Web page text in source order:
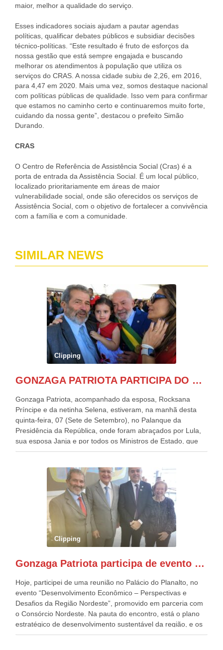
maior, melhor a qualidade do serviço.
Esses indicadores sociais ajudam a pautar agendas
políticas, qualificar debates públicos e subsidiar decisões
técnico-políticas. “Este resultado é fruto de esforços da
nossa gestão que está sempre engajada e buscando
melhorar os atendimentos à população que utiliza os
serviços do CRAS. A nossa cidade subiu de 2,26, em 2016,
para 4,47 em 2020. Mais uma vez, somos destaque nacional
com políticas públicas de qualidade. Isso vem para confirmar
que estamos no caminho certo e continuaremos muito forte,
cuidando da nossa gente”, destacou o prefeito Simão
Durando.
CRAS
O Centro de Referência de Assistência Social (Cras) é a
porta de entrada da Assistência Social. É um local público,
localizado prioritariamente em áreas de maior
vulnerabilidade social, onde são oferecidos os serviços de
Assistência Social, com o objetivo de fortalecer a convivência
com a família e com a comunidade.
SIMILAR NEWS
Clipping
GONZAGA PATRIOTA PARTICIPA DO DESFILE DA INDEPENDÊNCIA NO PALANQUE DA PRESIDÊNCIA DA REPÚBLICA E É ABRAÇADO POR LULA E POR GERALDO ALCKMIN.
Gonzaga Patriota, acompanhado da esposa, Rocksana
Príncipe e da netinha Selena, estiveram, na manhã desta
quinta-feira, 07 (Sete de Setembro), no Palanque da
Presidência da República, onde foram abraçados por Lula,
sua esposa Janja e por todos os Ministros de Estado, que
estavam presentes, nos Desfiles da Independência da
outros desfiles, na Esplanada dos Ministérios, disse ter sido
o deste ano, o maior e o mais organizado de todos. “Há
quatro décadas, como Patriota até no nome, participo
anualmente dos desfiles de Sete de Setembro, na
Esplanada dos Ministérios, em Brasília. Este ano, o governo
preparou espaços com cadeiras e coberturas, para 30.000
pessoas, só que o número de Patriotas Brasileiros
Independentes, dobrou na Esplanada. Eu, Lula e os
Patriota.
Clipping
Gonzaga Patriota participa de evento em prol do desenvolvimento do Nordeste
Hoje, participei de uma reunião no Palácio do Planalto, no
evento “Desenvolvimento Econômico – Perspectivas e
Desafios da Região Nordeste”, promovido em parceria com
o Consórcio Nordeste. Na pauta do encontro, está o plano
estratégico de desenvolvimento sustentável da região, e os
desafios para a elaboração de políticas públicas, que